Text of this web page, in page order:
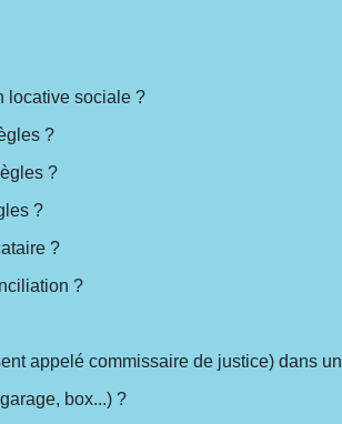
locative sociale ?
?
?
?
?
?
appelé commissaire de justice) dans
box...) ?